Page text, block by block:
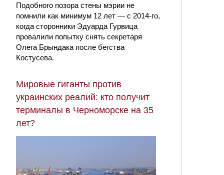
Подобного позора стены мэрии не
помнили как минимум 12 лет — с 2014-го,
когда сторонники Эдуарда Гурвица
провалили попытку снять секретаря
Олега Брындака после бегства
Костусева.
Мировые гиганты против
украинских реалий: кто получит
терминалы в Черноморске на 35
лет?